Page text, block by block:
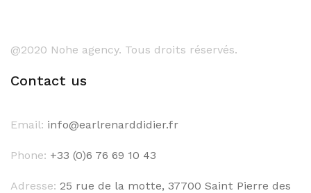
@2020 Nohe agency. Tous droits réservés.
Contact us
Email: info@earlrenarddidier.fr
Phone: +33 (0)6 76 69 10 43
Adresse: 25 rue de la motte, 37700 Saint Pierre des